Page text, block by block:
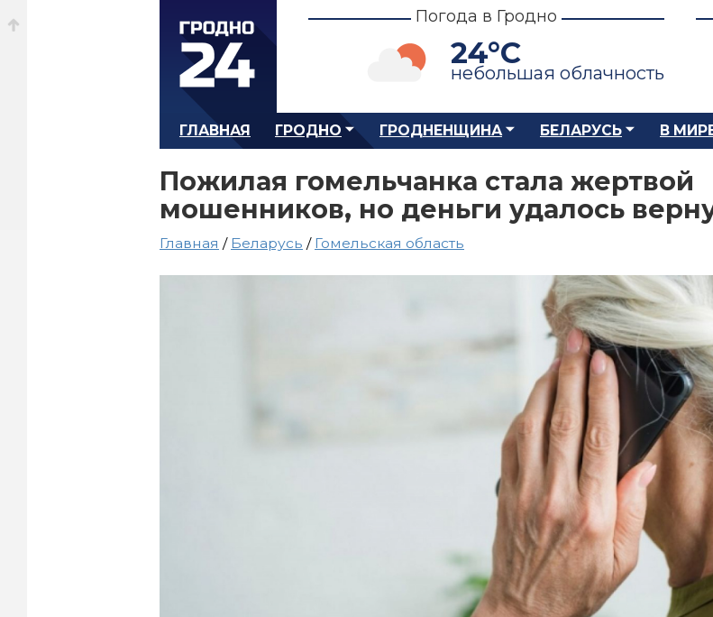
Погода в Гродно
24°C
небольшая облачность
ГЛАВНАЯ ГРОДНО ГРОДНЕНЩИНА БЕЛАРУСЬ В
Пожилая гомельчанка стала жертвой
мошенников, но деньги удалось
Главная / Беларусь / Гомельская область